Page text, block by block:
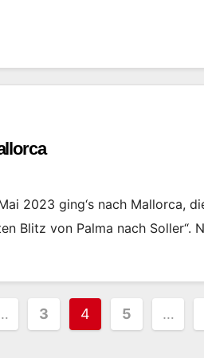
2023 ging‘s nach Mallorca,
Blitz von Palma nach Soller“.
3 4 5 …